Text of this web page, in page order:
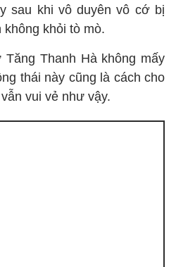
sau khi vô duyên vô cớ bị
không khỏi tò mò.
Thanh Hà không mấy
thái này cũng là cách cho
vui vẻ như vậy.